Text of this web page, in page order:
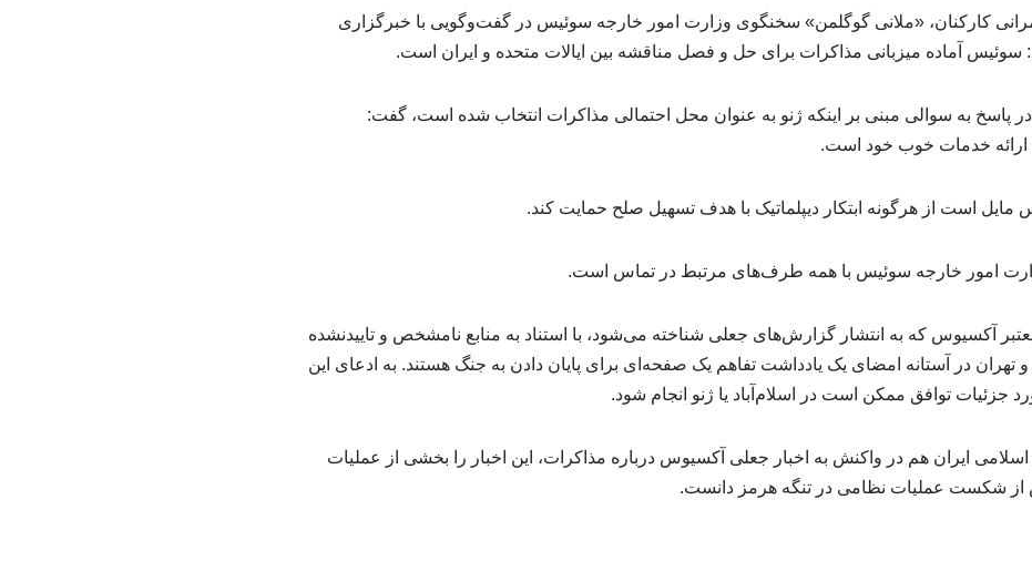
کارکنان، «ملانی گوگلمن» سخنگوی وزارت امور خارجه سوئیس در گفت‌وگویی با خبرگزاری
آماده میزبانی مذاکرات برای حل و فصل مناقشه بین ایالات متحده و ایران است.
پاسخ به سوالی مبنی بر اینکه ژنو به عنوان محل احتمالی مذاکرات انتخاب شده است، گفت:
ارائه خدمات خوب خود است.
مایل است از هرگونه ابتکار دیپلماتیک با هدف تسهیل صلح حمایت کند.
امور خارجه سوئیس با همه طرف‌های مرتبط در تماس است.
آکسیوس که به انتشار گزارش‌های جعلی شناخته می‌شود، با استناد به منابع نامشخص و تاییدنشده
و تهران در آستانه امضای یک یادداشت تفاهم یک صفحه‌ای برای پایان دادن به جنگ هستند. به ادعای این
جزئیات توافق ممکن است در اسلام‌آباد یا ژنو انجام شود.
ایران هم در واکنش به اخبار جعلی آکسیوس درباره مذاکرات، این اخبار را بخشی از عملیات
از شکست عملیات نظامی در تنگه هرمز دانست.